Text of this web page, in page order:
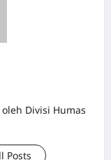
Divisi Humas
Posts